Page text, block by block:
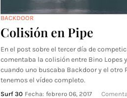
BACKDOOR
Colisión en Pipe
En el post sobre el tercer día de
comentaba la colisión entre Bino Lopes
cuando uno buscaba Backdoor y el otro
tenemos el vídeo completo.
Surf 30 Fecha: febrero 06, 2017 Comenta